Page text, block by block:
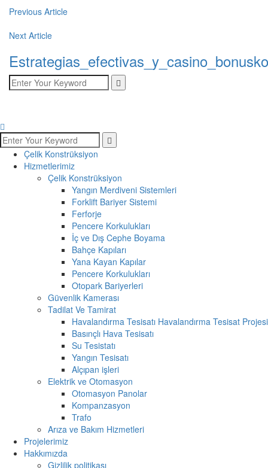
Previous Article
Next Article
Çelik Konstrüksiyon
Hizmetlerimiz
Çelik Konstrüksiyon
Yangın Merdiveni Sistemleri
Forklift Bariyer Sistemi
Ferforje
Pencere Korkulukları
İç ve Dış Cephe Boyama
Bahçe Kapıları
Yana Kayan Kapılar
Pencere Korkulukları
Otopark Bariyerleri
Güvenlik Kamerası
Tadilat Ve Tamirat
Havalandırma Tesisatı Havalandırma Tesisat Projesi
Basınçlı Hava Tesisatı
Su Tesistatı
Yangın Tesisatı
Alçıpan işleri
Elektrik ve Otomasyon
Otomasyon Panolar
Kompanzasyon
Trafo
Arıza ve Bakım Hizmetleri
Projelerimiz
Hakkımızda
Gizlilik politikası